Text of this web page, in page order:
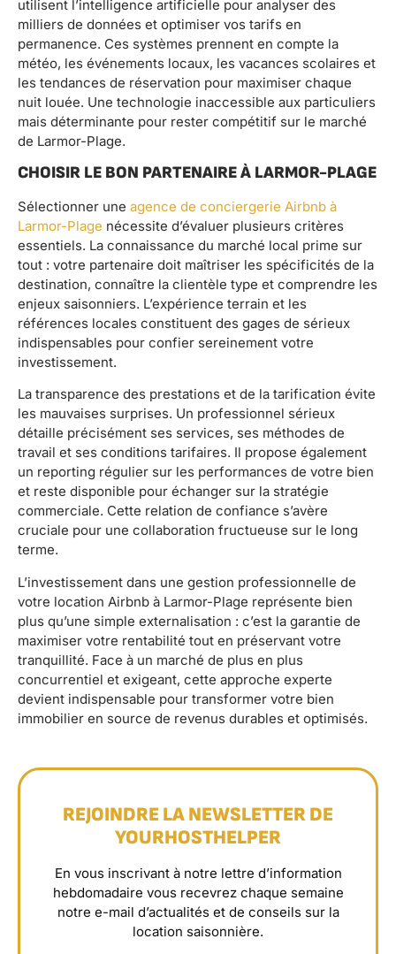
utilisent l’intelligence artificielle pour analyser des
milliers de données et optimiser vos tarifs en
permanence. Ces systèmes prennent en compte la
météo, les événements locaux, les vacances scolaires et
les tendances de réservation pour maximiser chaque
nuit louée. Une technologie inaccessible aux particuliers
mais déterminante pour rester compétitif sur le marché
de Larmor-Plage.
CHOISIR LE BON PARTENAIRE À LARMOR-PLAGE
Sélectionner une agence de conciergerie Airbnb à
Larmor-Plage nécessite d’évaluer plusieurs critères
essentiels. La connaissance du marché local prime sur
tout : votre partenaire doit maîtriser les spécificités de la
destination, connaître la clientèle type et comprendre les
enjeux saisonniers. L’expérience terrain et les
références locales constituent des gages de sérieux
indispensables pour confier sereinement votre
investissement.
La transparence des prestations et de la tarification évite
les mauvaises surprises. Un professionnel sérieux
détaille précisément ses services, ses méthodes de
travail et ses conditions tarifaires. Il propose également
un reporting régulier sur les performances de votre bien
et reste disponible pour échanger sur la stratégie
commerciale. Cette relation de confiance s’avère
cruciale pour une collaboration fructueuse sur le long
terme.
L’investissement dans une gestion professionnelle de
votre location Airbnb à Larmor-Plage représente bien
plus qu’une simple externalisation : c’est la garantie de
maximiser votre rentabilité tout en préservant votre
tranquillité. Face à un marché de plus en plus
concurrentiel et exigeant, cette approche experte
devient indispensable pour transformer votre bien
immobilier en source de revenus durables et optimisés.
REJOINDRE LA NEWSLETTER DE
YOURHOSTHELPER
En vous inscrivant à notre lettre d’information
hebdomadaire vous recevrez chaque semaine
notre e-mail d’actualités et de conseils sur la
location saisonnière.